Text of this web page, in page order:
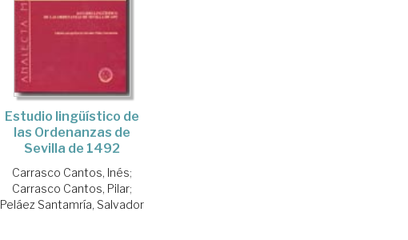
Estudio lingüístico de
las Ordenanzas de
Sevilla de 1492
Carrasco Cantos, Inés;
Carrasco Cantos, Pilar;
Peláez Santamría, Salvador